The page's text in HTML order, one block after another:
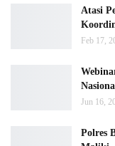
Atasi
Feb 17,
Nasional
Jun 16,
Polres